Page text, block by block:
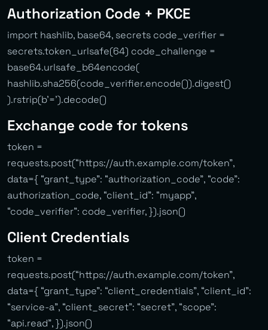
Authorization Code + PKCE
import hashlib, base64, secrets code_verifier =
secrets.token_urlsafe(64) code_challenge =
base64.urlsafe_b64encode(
hashlib.sha256(code_verifier.encode()).digest()
).rstrip(b’=’).decode()
Exchange code for tokens
token =
requests.post(“https://auth.example.com/token”,
data={ “grant_type”: “authorization_code”, “code”:
authorization_code, “client_id”: “myapp”,
“code_verifier”: code_verifier, }).json()
Client Credentials
token =
requests.post(“https://auth.example.com/token”,
data={ “grant_type”: “client_credentials”, “client_id”:
“service-a”, “client_secret”: “secret”, “scope”:
“api.read”, }).json()